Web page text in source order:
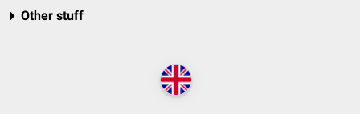
Other stuff